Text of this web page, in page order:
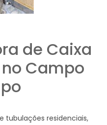
de Caixa
Campo
tubulações residenciais,